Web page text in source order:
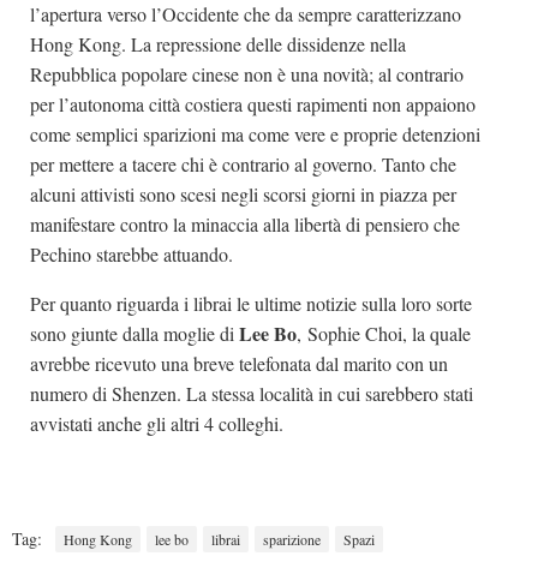
Tabù Festival 2014
A Tutto Volume
Salone di Torino
Marketing
l’apertura verso l’Occidente che da sempre caratterizzano
Hong Kong. La repressione delle dissidenze nella
Repubblica popolare cinese non è una novità; al contrario
per l’autonoma città costiera questi rapimenti non appaiono
come semplici sparizioni ma come vere e proprie detenzioni
per mettere a tacere chi è contrario al governo. Tanto che
alcuni attivisti sono scesi negli scorsi giorni in piazza per
manifestare contro la minaccia alla libertà di pensiero che
Pechino starebbe attuando.
Per quanto riguarda i librai le ultime notizie sulla loro sorte
sono giunte dalla moglie di Lee Bo, Sophie Choi, la quale
avrebbe ricevuto una breve telefonata dal marito con un
numero di Shenzen. La stessa località in cui sarebbero stati
avvistati anche gli altri 4 colleghi.
Tag: Hong Kong lee bo librai sparizione Spazi